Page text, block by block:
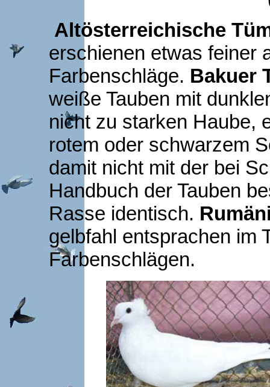
Altösterreichische
erschienen etwas feiner
Farbenschläge. Bakuer
weiße Tauben mit
nicht zu starken Haube,
rotem oder schwarzem
damit nicht mit der bei
Handbuch der Tauben
Rasse identisch.
gelbfahl entsprachen im
Farbenschlägen.